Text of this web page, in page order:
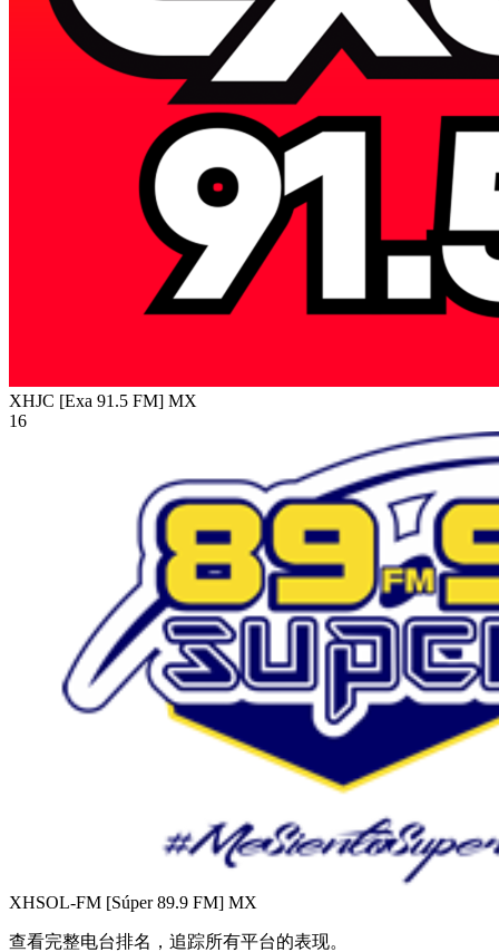
XHJC [Exa 91.5 FM] MX
16
XHSOL-FM [Súper 89.9 FM] MX
查看完整电台排名，追踪所有平台的表现。